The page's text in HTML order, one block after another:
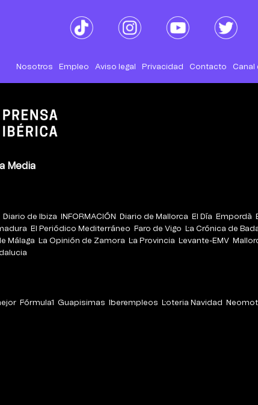
Nosotros Empleo Aviso legal Privacidad Contacto Canal
Media
Diario de Ibiza INFORMACIÓN Diario de Mallorca El Día Empordà
El Periódico Mediterráneo Faro de Vigo La Crónica de
Málaga La Opinión de Zamora La Provincia Levante-EMV
Fórmula1 Guapisimas Iberempleos Loteria Navidad